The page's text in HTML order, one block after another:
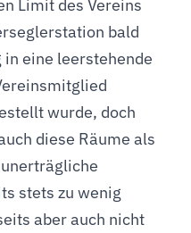
Limit des Vereins
bald
in eine leerstehende
wurde, doch
diese Räume als
stets zu wenig
aber auch nicht